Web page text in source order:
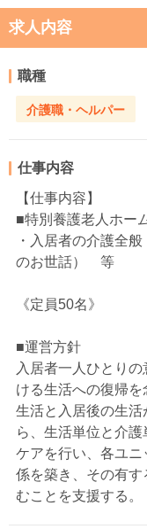
求人内容
職種
介護職・ヘルパー
仕事内容
【仕事内容】
■特別養護老人ホー
・入居者の介護全
のお世話） 等
《定員50名》
■運営方針
入居者一人ひとり
ける生活への復帰
生活と入居後の生
ら、生活単位と介
ケアを行い、各ユ
係を築き、その有
むことを支援する。